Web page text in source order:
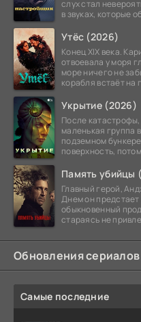
слух стал
в звуках, которые
Утёс (2026)
Конец XIX века.
отвоевала у моря
море ничего не
корабля встаёт на
Укрытие (2026)
После катастрофы,
маленькая группа
подземном
поверхность,
Память убийцы
Главный герой,
Днем он
обыкновенный
стараясь не
Обновления сериалов
Самые последние